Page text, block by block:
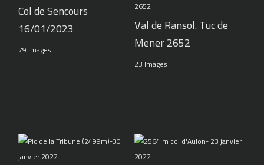
Col de Sencours
16/01/2023
79 Images
Val de Ransol. Tuc de
Mener 2652
23 Images